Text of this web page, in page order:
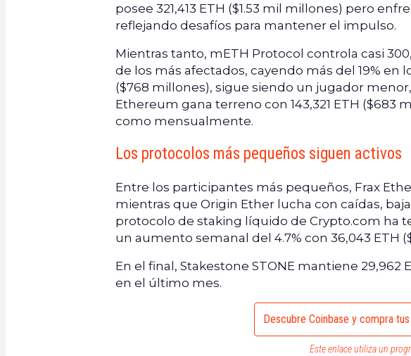
posee 321,413 ETH ($1.53 mil millones) pero
reflejando desafíos para mantener el impulso.
Mientras tanto, mETH Protocol controla casi
de los más afectados, cayendo más del 19% en
($768 millones), sigue siendo un jugador
Ethereum gana terreno con 143,321 ETH ($683
como mensualmente.
Los protocolos más pequeños siguen activos
Entre los participantes más pequeños, Frax
mientras que Origin Ether lucha con caídas,
protocolo de staking líquido de Crypto.com ha
un aumento semanal del 4.7% con 36,043 ETH
En el final, Stakestone STONE mantiene 29,962
en el último mes.
Descubre Coinbase y compra
Este enlace utiliza un